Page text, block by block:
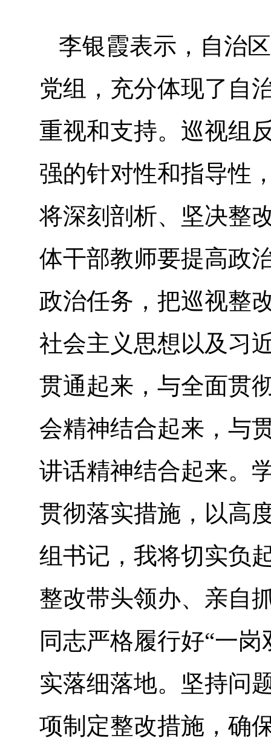
李银霞表示，自治
党组，充分体现了自
重视和支持。巡视组
强的针对性和指导性
将深刻剖析、坚决整
体干部教师要提高政
政治任务，把巡视整
社会主义思想以及习
贯通起来，与全面贯
会精神结合起来，与
讲话精神结合起来。
贯彻落实措施，以高
组书记，我将切实负
整改带头领办、亲自
同志严格履行好“一
实落细落地。坚持问
项制定整改措施，确